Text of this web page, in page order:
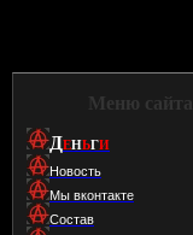
Меню сайта
ДЕНЬГИ
Новость
Мы вконтакте
Состав